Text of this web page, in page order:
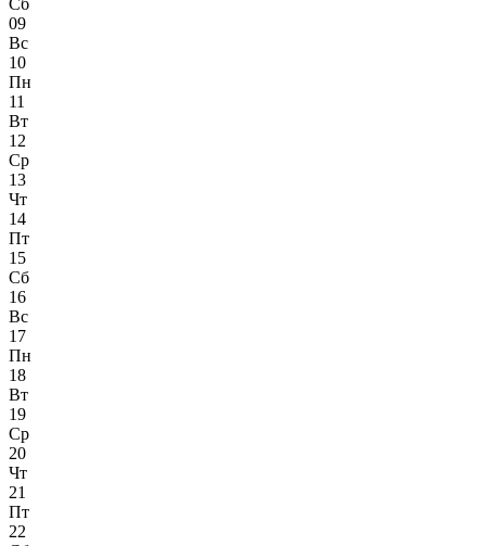
Сб
09
Вс
10
Пн
11
Вт
12
Ср
13
Чт
14
Пт
15
Сб
16
Вс
17
Пн
18
Вт
19
Ср
20
Чт
21
Пт
22